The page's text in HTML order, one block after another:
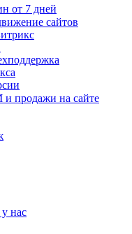
от 7 дней
сайтов
продажи на сайте
нас